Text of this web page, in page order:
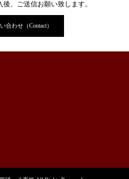
後、ご送信お願い致します。
合わせ（Contact）